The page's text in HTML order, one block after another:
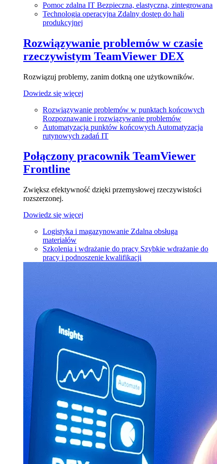
Pomoc zdalna IT Bezpieczna, elastyczna, zintegrowana
Technologia operacyjna Zdalny dostęp do hali
produkcyjnej
Rozwiązywanie problemów w czasie
rzeczywistym TeamViewer DEX
Rozwiązuj problemy, zanim dotkną one użytkowników.
Dowiedz się więcej
Rozwiązywanie problemów w punktach końcowych
Rozpoznawanie i rozwiązywanie problemów
Automatyzacja punktów końcowych Automatyzacja
rutynowych zadań IT
Połączony pracownik TeamViewer
Frontline
Zwiększ efektywność dzięki przemysłowej rzeczywistości
rozszerzonej.
Dowiedz się więcej
Logistyka i magazynowanie Zdalna obsługa
materiałów
Szkolenia i wdrażanie do pracy Szybkie wdrażanie do
pracy i podnoszenie kwalifikacji